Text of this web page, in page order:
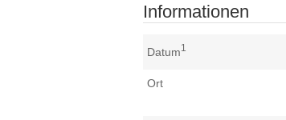
Informationen
Datum1
Ort